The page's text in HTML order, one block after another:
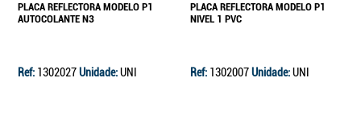
PLACA REFLECTORA MODELO P1
AUTOCOLANTE N3
Ref: 1302027Unidade:UNI
PLACA REFLECTORA MODELO P1
NIVEL 1 PVC
Ref: 1302007Unidade:UNI